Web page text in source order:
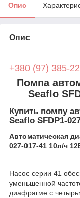
Опис
Опис
+380 (97) 385-
Помпа
Seaflo
Купить помпу
Seaflo SFDP1-
Автоматическая
027-017-41 10л/ч
Насос серии 41
уменьшенной
диафрагме с